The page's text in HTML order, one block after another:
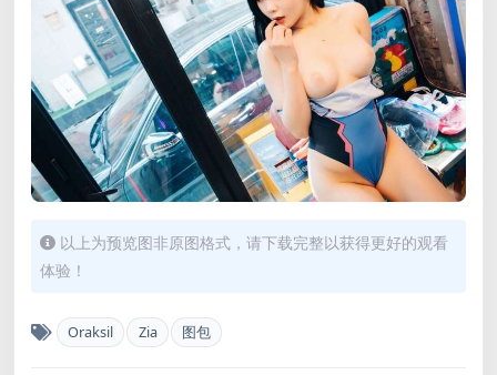
以上为预览图非原图格式，请下载完整以获得更好的观看
体验！
Oraksil Zia 图包